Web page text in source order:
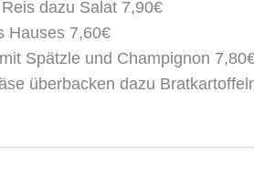
dazu Salat 7,90€
Hauses 7,60€
Spätzle und Champignon
überbacken dazu